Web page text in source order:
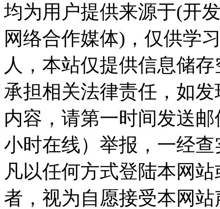
均为用户提供来源于(开
网络合作媒体)，仅供学
人，本站仅提供信息储
承担相关法律责任，如
内容，请第一时间发送邮
小时在线）举报，一经
凡以任何方式登陆本网
者，视为自愿接受本网